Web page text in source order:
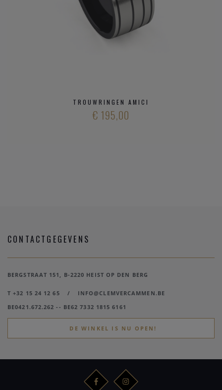
TROUWRINGEN AMICI
€ 195,00
CONTACTGEGEVENS
BERGSTRAAT 151, B-2220 HEIST OP DEN BERG
T +32 15 24 12 65 /
INFO@CLEMVERCAMMEN.BE
BE0421.672.262 -- BE62 7332 1815 6161
DE WINKEL IS NU OPEN!